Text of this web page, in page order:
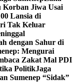
Korban Jiwa Usai
Lansia di
Tak Keluar
dengan Sahur di
Mengurai
Zakat Mal PDI
PolitikJaga
Sumenep “Sidak”